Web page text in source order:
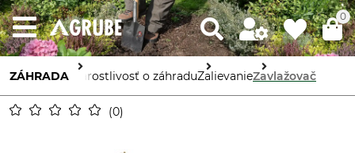
0
ZÁHRADA Starostlivosť o záhraduZalievanieZavlažovač
0